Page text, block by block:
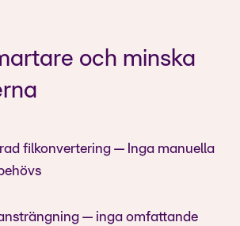
och minska
filkonvertering — Inga manuella
— inga omfattande